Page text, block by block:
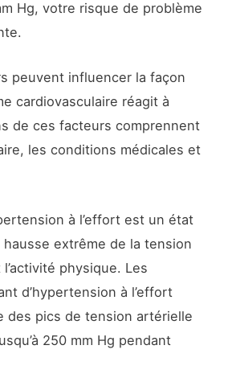
Hg, votre risque de problème
peuvent influencer la façon
cardiovasculaire réagit à
de ces facteurs comprennent
les conditions médicales et
à l’effort est un état
extrême de la tension
physique. Les
d’hypertension à l’effort
des pics de tension artérielle
250 mm Hg pendant